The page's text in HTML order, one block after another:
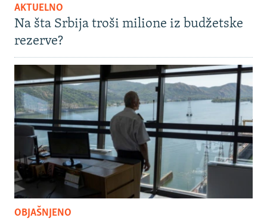
AKTUELNO
Na šta Srbija troši milione iz budžetske
rezerve?
OBJAŠNJENO